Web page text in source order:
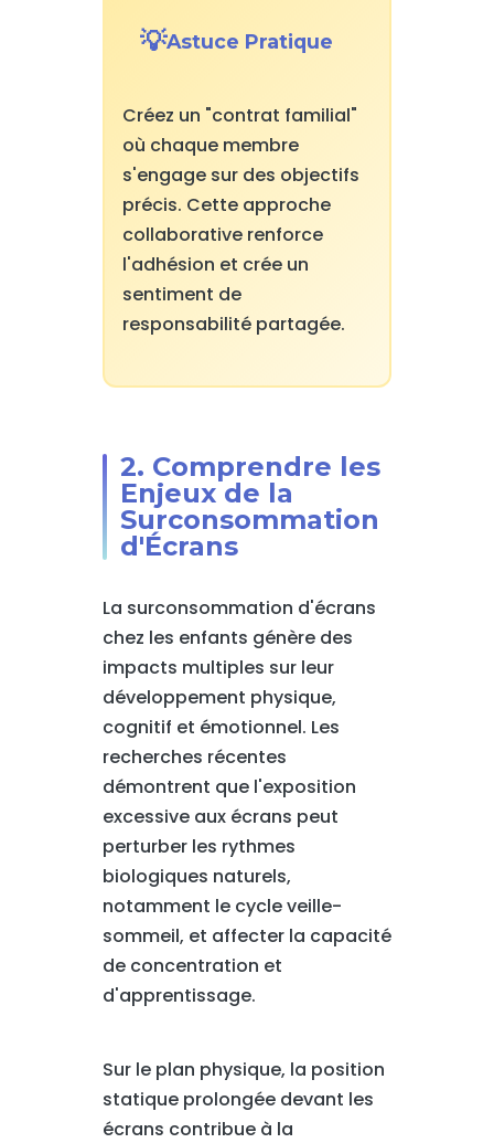
Astuce Pratique
Créez un "contrat familial"
où chaque membre
s'engage sur des objectifs
précis. Cette approche
collaborative renforce
l'adhésion et crée un
sentiment de
responsabilité partagée.
2. Comprendre les
Enjeux de la
Surconsommation
d'Écrans
La surconsommation d'écrans
chez les enfants génère des
impacts multiples sur leur
développement physique,
cognitif et émotionnel. Les
recherches récentes
démontrent que l'exposition
excessive aux écrans peut
perturber les rythmes
biologiques naturels,
notamment le cycle veille-
sommeil, et affecter la capacité
de concentration et
d'apprentissage.
Sur le plan physique, la position
statique prolongée devant les
écrans contribue à la